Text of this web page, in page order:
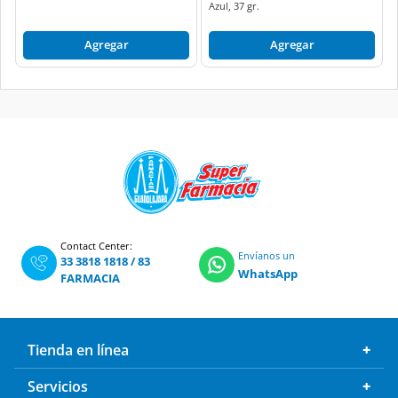
Agregar
Azul, 37 gr.
Agregar
Contact Center:
33 3818 1818/83
FARMACIA
Envíanos un
WhatsApp
Tienda en línea
Servicios